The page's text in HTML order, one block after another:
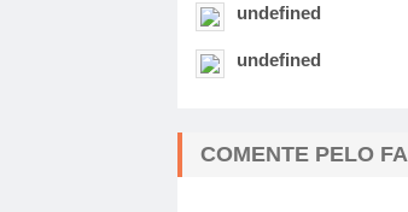
undefined
undefined
COMENTE PELO